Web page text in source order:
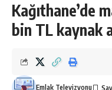
Kağıthane’de
bin TL kaynak
Emlak Televizyonu